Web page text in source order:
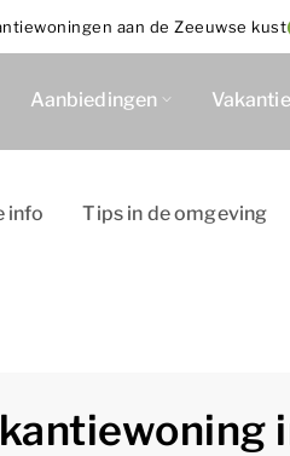
aan de Zeeuwse kust
Aanbiedingen
info Tips in de omgeving